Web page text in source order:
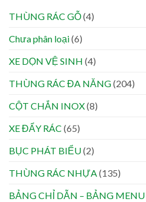
THÙNG RÁC GỖ(4)
Chưa phân loại(6)
XE DỌN VỆ SINH (4)
THÙNG RÁC ĐA NĂNG(204)
CỘT CHẮN INOX(8)
XE ĐẨY RÁC (65)
BỤC PHÁT BIỂU(2)
THÙNG RÁC NHỰA(135)
BẢNG CHỈ DẪN – BẢNG MENU